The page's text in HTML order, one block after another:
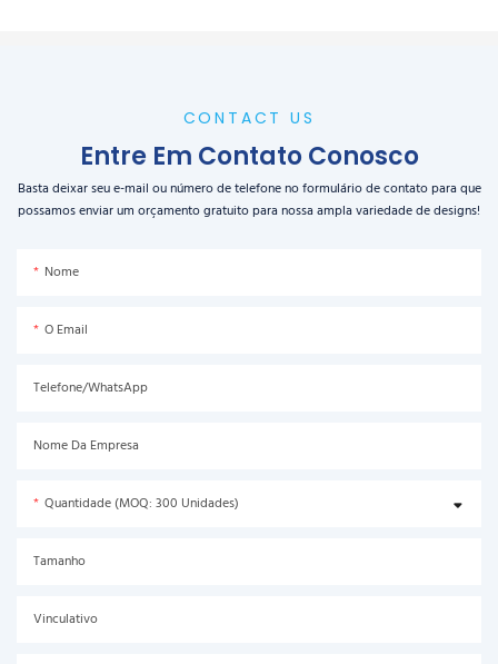
CONTACT US
Entre Em Contato Conosco
Basta deixar seu e-mail ou número de telefone no formulário de contato para que
possamos enviar um orçamento gratuito para nossa ampla variedade de designs!
Nome
O Email
Telefone/WhatsApp
Nome Da Empresa
Quantidade (MOQ: 300 Unidades)
Tamanho
Vinculativo